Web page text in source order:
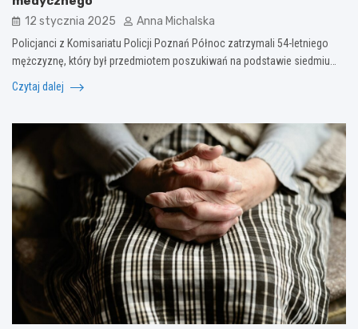
12 stycznia 2025 Anna Michalska
Policjanci z Komisariatu Policji Poznań Północ zatrzymali 54-letniego
mężczyznę, który był przedmiotem poszukiwań na podstawie siedmiu…
Czytaj dalej